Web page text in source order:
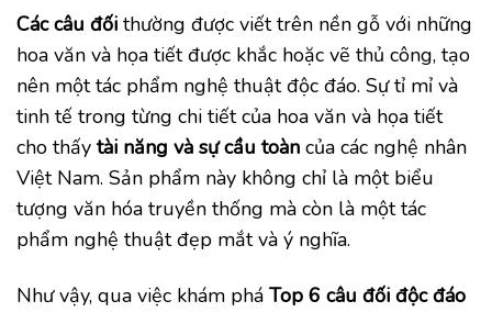
Các câu đối thường được viết trên nền gỗ với những
hoa văn và họa tiết được khắc hoặc vẽ thủ công, tạo
nên một tác phẩm nghệ thuật độc đáo. Sự tỉ mỉ và
tinh tế trong từng chi tiết của hoa văn và họa tiết
cho thấy tài năng và sự cầu toàn của các nghệ nhân
Việt Nam. Sản phẩm này không chỉ là một biểu
tượng văn hóa truyền thống mà còn là một tác
phẩm nghệ thuật đẹp mắt và ý nghĩa.
Như vậy, qua việc khám phá Top 6 câu đối độc đáo